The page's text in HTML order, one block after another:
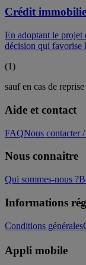
Crédit
En adoptant le projet
décision qui favorise
(1)
sauf en cas de
Aide et contact
FAQNous contacter
Nous connaitre
Qui sommes-nous ?
Informations
Conditions générales
Appli mobile